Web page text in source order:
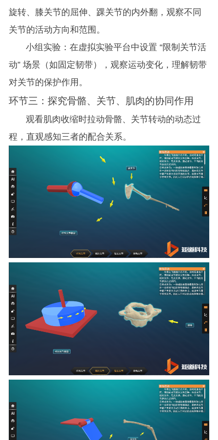
旋转、膝关节的屈伸、踝关节的内外翻，观察不同
关节的活动方向和范围。
小组实验：在虚拟实验平台中设置 “限制关节活
动” 场景（如固定韧带），观察运动变化，理解韧带
对关节的保护作用。
环节三：探究骨骼、关节、肌肉的协同作用
观看肌肉收缩时拉动骨骼、关节转动的动态过
程，直观感知三者的配合关系。